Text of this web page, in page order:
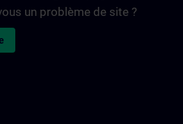
un problème de site ?